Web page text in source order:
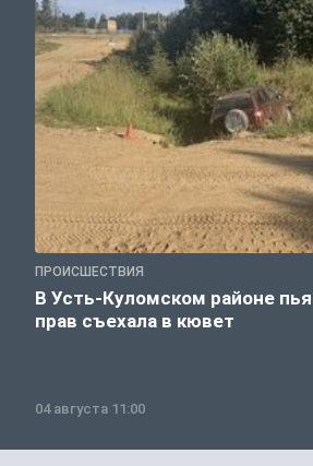
ПРОИСШЕСТВИЯ
В Усть-Куломском районе
прав съехала в кювет
04 августа 11:00